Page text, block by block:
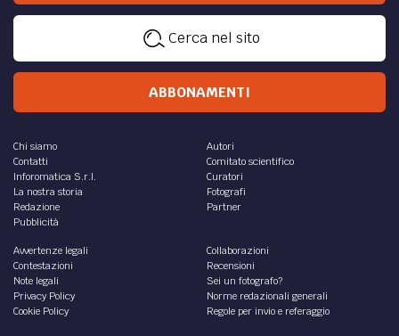
Cerca nel sito
ABBONAMENTI
Chi siamo
Contatti
Inforomatica S.r.l.
La nostra storia
Redazione
Pubblicità
Autori
Comitato scientifico
Curatori
Fotografi
Partner
Avvertenze legali
Contestazioni
Note legali
Privacy Policy
Cookie Policy
Collaborazioni
Recensioni
Sei un fotografo?
Norme redazionali generali
Regole per invio e referaggio